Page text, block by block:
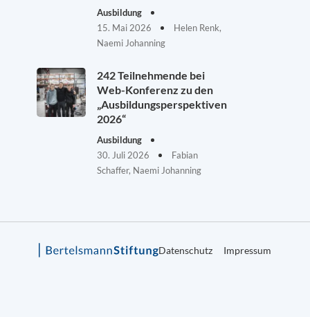
Ausbildung
15. Mai 2026
Helen Renk,
Naemi Johanning
242 Teilnehmende bei
Web-Konferenz zu den
„Ausbildungsperspektiven
2026“
Ausbildung
30. Juli 2026
Fabian
Schaffer, Naemi Johanning
Datenschutz Impressum